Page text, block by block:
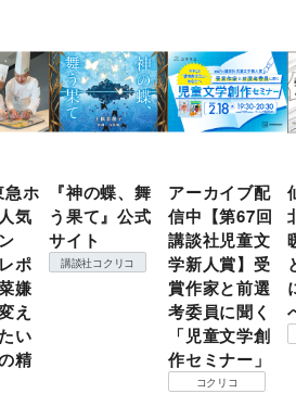
急ホ
気
ポ
嫌
え
い
精
『神の蝶、舞
う果て』公式
サイト
講談社コクリコ
アーカイブ配
信中【第67回
講談社児童文
学新人賞】受
賞作家と前選
考委員に聞く
「児童文学創
作セミナー」
コクリコ